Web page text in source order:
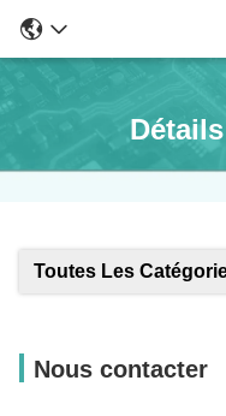
Toutes Les
Nous contacter